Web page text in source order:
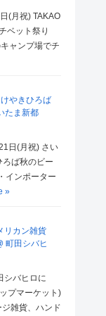
(月祝) TAKAO
ベット祭り
ャンプ場でチ
やきひろば
たま新都
日(月祝) さい
ば秋のビー
インポーター
»
リカン雑貨
町田シバヒ
シバヒロに
プマーケット)
雑貨、ハンド